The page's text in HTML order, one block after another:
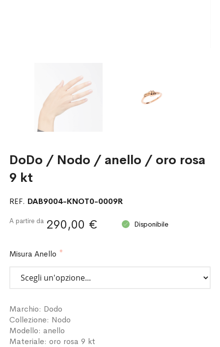
DoDo / Nodo / anello / oro rosa
9 kt
REF. DAB9004-KNOT0-0009R
Disponibile
A partire da 290,00 €
Misura Anello
Marchio: Dodo
Collezione: Nodo
Modello: anello
Materiale: oro rosa 9 kt